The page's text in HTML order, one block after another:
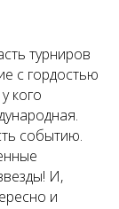
турниров
с гордостью
кого
событию.
И,
и